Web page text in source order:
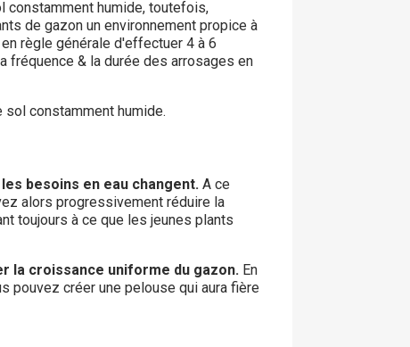
constamment humide, toutefois,
de gazon un environnement propice à
règle générale d'effectuer 4 à 6
fréquence & la durée des arrosages en
constamment humide.
les besoins en eau changent. A ce
alors progressivement réduire la
toujours à ce que les jeunes plants
la croissance uniforme du gazon. En
pouvez créer une pelouse qui aura fière